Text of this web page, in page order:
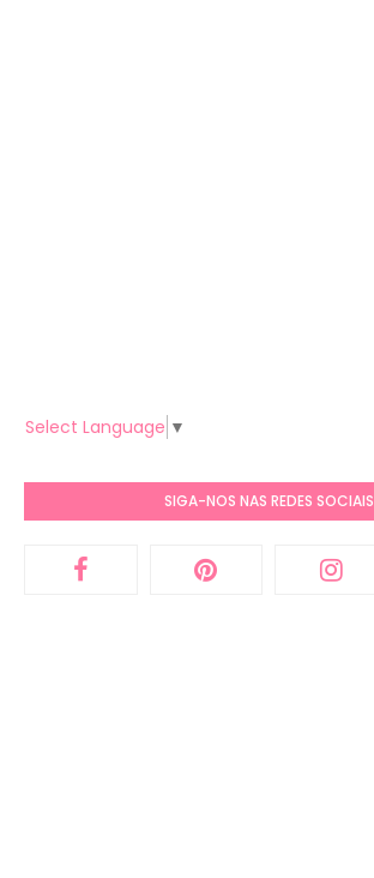
Select Language ▼
SIGA-NOS NAS REDES SOCIAIS